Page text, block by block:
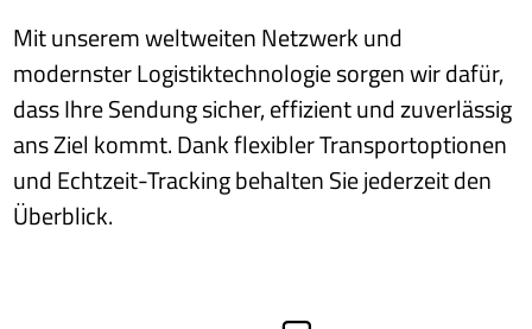
Mit unserem weltweiten Netzwerk und
modernster Logistiktechnologie sorgen wir dafür,
dass Ihre Sendung sicher, effizient und zuverlässig
ans Ziel kommt. Dank flexibler Transportoptionen
und Echtzeit-Tracking behalten Sie jederzeit den
Überblick.